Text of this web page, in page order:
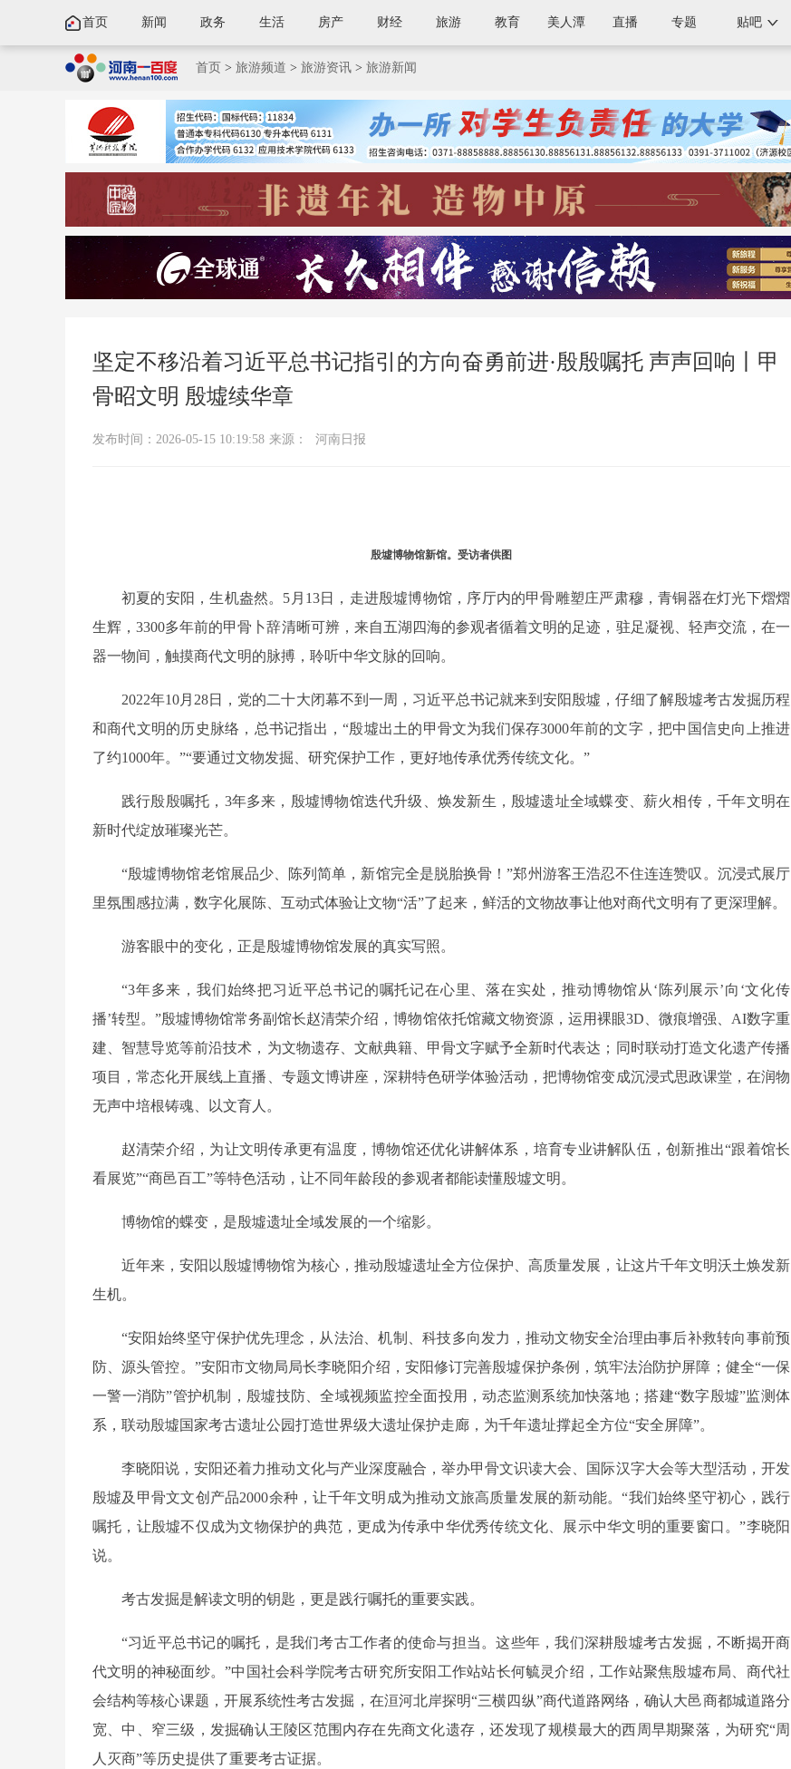
首页 新闻 政务 生活 房产 财经 旅游 教育 美人潭 直播 专题 贴吧
首页 > 旅游频道 > 旅游资讯 > 旅游新闻
坚定不移沿着习近平总书记指引的方向奋勇前进·殷殷嘱托 声声回响丨甲
骨昭文明 殷墟续华章
发布时间：2026-05-15 10:19:58 来源： 河南日报
殷墟博物馆新馆。受访者供图
初夏的安阳，生机盎然。5月13日，走进殷墟博物馆，序厅内的甲骨雕塑庄严肃穆，青铜器在灯光下熠熠
生辉，3300多年前的甲骨卜辞清晰可辨，来自五湖四海的参观者循着文明的足迹，驻足凝视、轻声交流，在一
器一物间，触摸商代文明的脉搏，聆听中华文脉的回响。
2022年10月28日，党的二十大闭幕不到一周，习近平总书记就来到安阳殷墟，仔细了解殷墟考古发掘历程
和商代文明的历史脉络，总书记指出，“殷墟出土的甲骨文为我们保存3000年前的文字，把中国信史向上推进
了约1000年。”“要通过文物发掘、研究保护工作，更好地传承优秀传统文化。”
践行殷殷嘱托，3年多来，殷墟博物馆迭代升级、焕发新生，殷墟遗址全域蝶变、薪火相传，千年文明在
新时代绽放璀璨光芒。
“殷墟博物馆老馆展品少、陈列简单，新馆完全是脱胎换骨！”郑州游客王浩忍不住连连赞叹。沉浸式展厅
里氛围感拉满，数字化展陈、互动式体验让文物“活”了起来，鲜活的文物故事让他对商代文明有了更深理解。
游客眼中的变化，正是殷墟博物馆发展的真实写照。
“3年多来，我们始终把习近平总书记的嘱托记在心里、落在实处，推动博物馆从‘陈列展示’向‘文化传
播’转型。”殷墟博物馆常务副馆长赵清荣介绍，博物馆依托馆藏文物资源，运用裸眼3D、微痕增强、AI数字重
建、智慧导览等前沿技术，为文物遗存、文献典籍、甲骨文字赋予全新时代表达；同时联动打造文化遗产传播
项目，常态化开展线上直播、专题文博讲座，深耕特色研学体验活动，把博物馆变成沉浸式思政课堂，在润物
无声中培根铸魂、以文育人。
赵清荣介绍，为让文明传承更有温度，博物馆还优化讲解体系，培育专业讲解队伍，创新推出“跟着馆长
看展览”“商邑百工”等特色活动，让不同年龄段的参观者都能读懂殷墟文明。
博物馆的蝶变，是殷墟遗址全域发展的一个缩影。
近年来，安阳以殷墟博物馆为核心，推动殷墟遗址全方位保护、高质量发展，让这片千年文明沃土焕发新
生机。
“安阳始终坚守保护优先理念，从法治、机制、科技多向发力，推动文物安全治理由事后补救转向事前预
防、源头管控。”安阳市文物局局长李晓阳介绍，安阳修订完善殷墟保护条例，筑牢法治防护屏障；健全“一保
一警一消防”管护机制，殷墟技防、全域视频监控全面投用，动态监测系统加快落地；搭建“数字殷墟”监测体
系，联动殷墟国家考古遗址公园打造世界级大遗址保护走廊，为千年遗址撑起全方位“安全屏障”。
李晓阳说，安阳还着力推动文化与产业深度融合，举办甲骨文识读大会、国际汉字大会等大型活动，开发
殷墟及甲骨文文创产品2000余种，让千年文明成为推动文旅高质量发展的新动能。“我们始终坚守初心，践行
嘱托，让殷墟不仅成为文物保护的典范，更成为传承中华优秀传统文化、展示中华文明的重要窗口。”李晓阳
说。
考古发掘是解读文明的钥匙，更是践行嘱托的重要实践。
“习近平总书记的嘱托，是我们考古工作者的使命与担当。这些年，我们深耕殷墟考古发掘，不断揭开商
代文明的神秘面纱。”中国社会科学院考古研究所安阳工作站站长何毓灵介绍，工作站聚焦殷墟布局、商代社
会结构等核心课题，开展系统性考古发掘，在洹河北岸探明“三横四纵”商代道路网络，确认大邑商都城道路分
宽、中、窄三级，发掘确认王陵区范围内存在先商文化遗存，还发现了规模最大的西周早期聚落，为研究“周
人灭商”等历史提供了重要考古证据。